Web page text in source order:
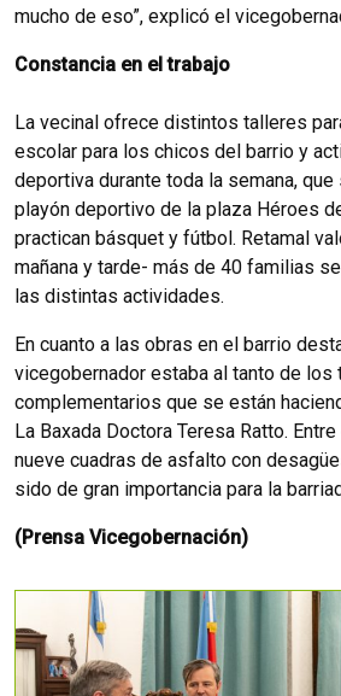
mucho de eso”, explicó el
Constancia en el trabajo
La vecinal ofrece distintos talleres
escolar para los chicos del barrio y
deportiva durante toda la semana,
playón deportivo de la plaza Héroes
practican básquet y fútbol. Retamal
mañana y tarde- más de 40 familias
las distintas actividades.
En cuanto a las obras en el barrio
vicegobernador estaba al tanto de los
complementarios que se están
La Baxada Doctora Teresa Ratto.
nueve cuadras de asfalto con
sido de gran importancia para la
(Prensa Vicegobernación)